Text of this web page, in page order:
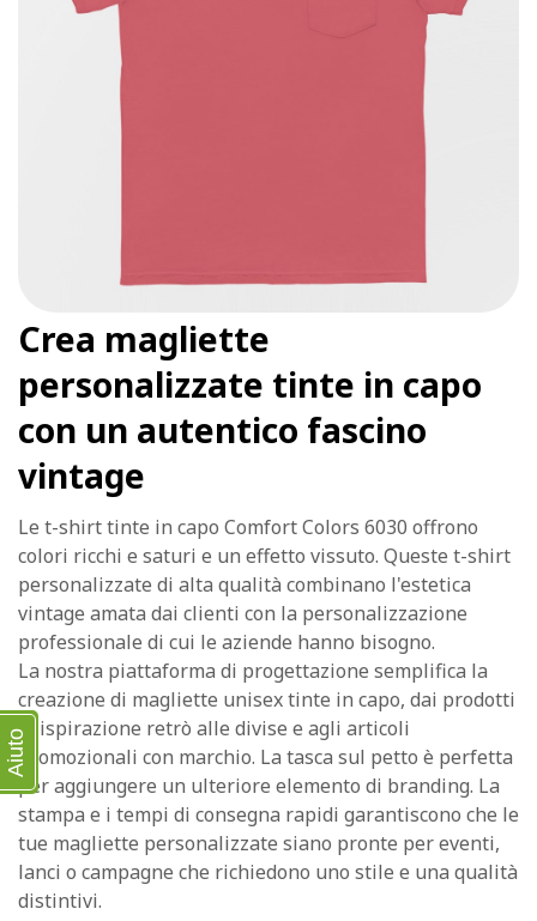
Crea magliette
personalizzate tinte in capo
con un autentico fascino
vintage
Le t-shirt tinte in capo Comfort Colors 6030 offrono
colori ricchi e saturi e un effetto vissuto. Queste t-shirt
personalizzate di alta qualità combinano l'estetica
vintage amata dai clienti con la personalizzazione
professionale di cui le aziende hanno bisogno.
La nostra piattaforma di progettazione semplifica la
creazione di magliette unisex tinte in capo, dai prodotti
di ispirazione retrò alle divise e agli articoli
promozionali con marchio. La tasca sul petto è perfetta
per aggiungere un ulteriore elemento di branding. La
stampa e i tempi di consegna rapidi garantiscono che le
tue magliette personalizzate siano pronte per eventi,
lanci o campagne che richiedono uno stile e una qualità
distintivi.
Aiuto